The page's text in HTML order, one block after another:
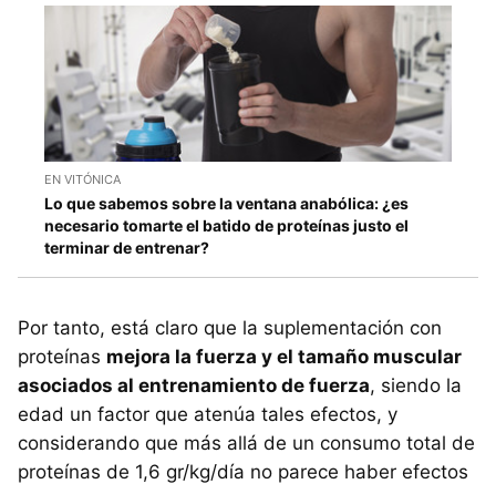
EN VITÓNICA
Lo que sabemos sobre la ventana anabólica: ¿es
necesario tomarte el batido de proteínas justo el
terminar de entrenar?
Por tanto, está claro que la suplementación con
proteínas mejora la fuerza y el tamaño muscular
asociados al entrenamiento de fuerza, siendo la
edad un factor que atenúa tales efectos, y
considerando que más allá de un consumo total de
proteínas de 1,6 gr/kg/día no parece haber efectos